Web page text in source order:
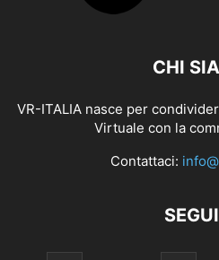
CHI
VR-ITALIA nasce per
Virtuale con la
Contattaci: